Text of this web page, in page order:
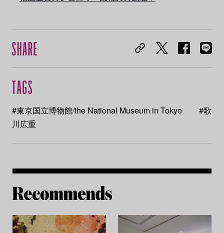
#東京国立博物館/the National Museum in Tokyo
#歌
川広重